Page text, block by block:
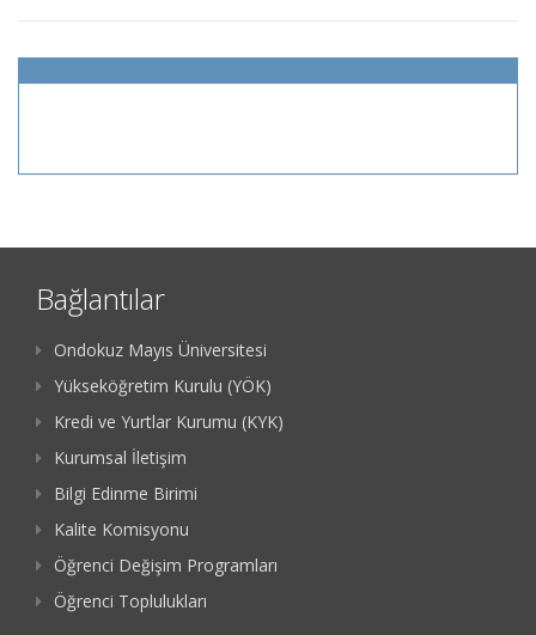
Bağlantılar
Ondokuz Mayıs Üniversitesi
Yükseköğretim Kurulu (YÖK)
Kredi ve Yurtlar Kurumu (KYK)
Kurumsal İletişim
Bilgi Edinme Birimi
Kalite Komisyonu
Öğrenci Değişim Programları
Öğrenci Toplulukları